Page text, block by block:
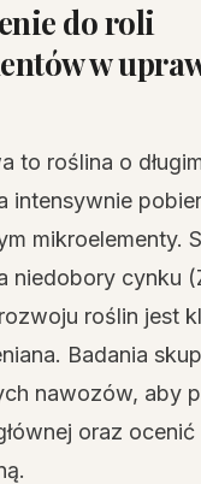
do roli
w
to roślina o
intensywnie
mikroelementy.
niedobory cynku
roślin jest
Badania
nawozów, aby
oraz ocenić